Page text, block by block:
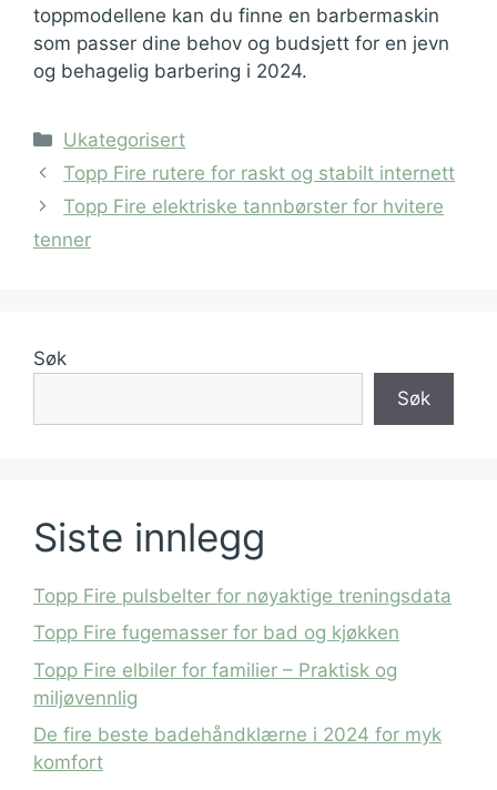
toppmodellene kan du finne en barbermaskin
som passer dine behov og budsjett for en jevn
og behagelig barbering i 2024.
Kategorier
Ukategorisert
Topp Fire rutere for raskt og stabilt internett
Topp Fire elektriske tannbørster for hvitere
tenner
Søk
Søk
Siste innlegg
Topp Fire pulsbelter for nøyaktige treningsdata
Topp Fire fugemasser for bad og kjøkken
Topp Fire elbiler for familier – Praktisk og
miljøvennlig
De fire beste badehåndklærne i 2024 for myk
komfort